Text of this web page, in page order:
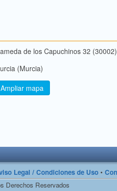
de los Capuchinos 32 (30002)
(Murcia)
Ampliar mapa
Legal / Condiciones de Uso •
Derechos Reservados